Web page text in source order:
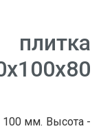
мм. Высота -